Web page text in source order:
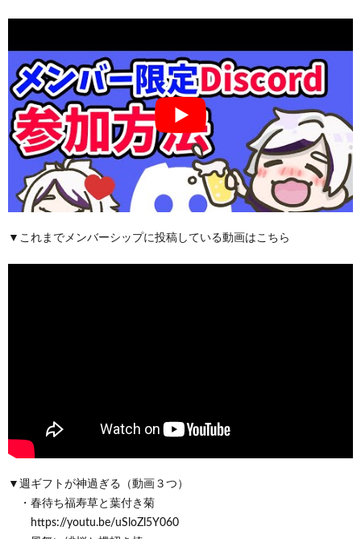
▼これまでメンバーシップに投稿している動画はこちら
▼週ギフトが神過ぎる（動画３つ）
・春待ち福寿草と葉付き菊
https://youtu.be/uSloZl5Y060